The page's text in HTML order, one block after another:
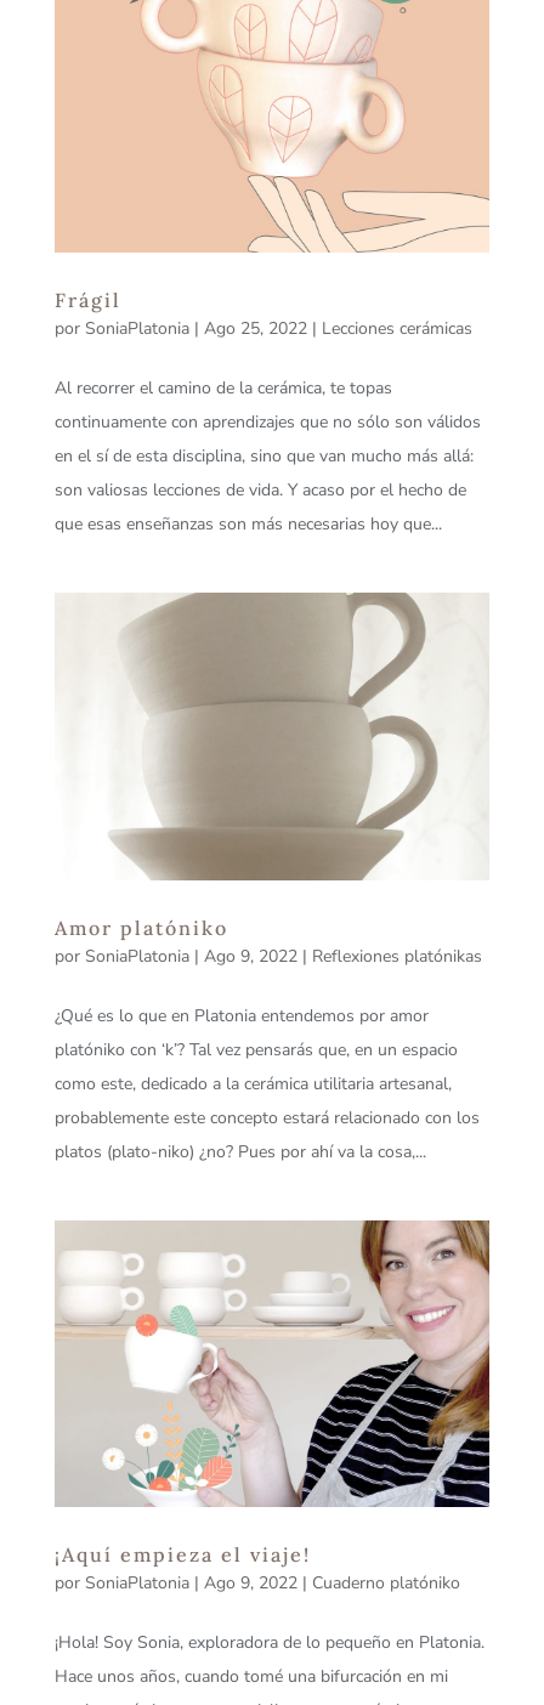
Frágil
por SoniaPlatonia| Ago 25, 2022| Lecciones cerámicas
Al recorrer el camino de la cerámica, te topas
continuamente con aprendizajes que no sólo son válidos
en el sí de esta disciplina, sino que van mucho más allá:
son valiosas lecciones de vida. Y acaso por el hecho de
que esas enseñanzas son más necesarias hoy que...
Amor platóniko
por SoniaPlatonia| Ago 9, 2022| Reflexiones platónikas
¿Qué es lo que en Platonia entendemos por amor
platóniko con ‘k’? Tal vez pensarás que, en un espacio
como este, dedicado a la cerámica utilitaria artesanal,
probablemente este concepto estará relacionado con los
platos (plato-niko) ¿no? Pues por ahí va la cosa,...
¡Aquí empieza el viaje!
por SoniaPlatonia| Ago 9, 2022| Cuaderno platóniko
¡Hola! Soy Sonia, exploradora de lo pequeño en Platonia.
Hace unos años, cuando tomé una bifurcación en mi